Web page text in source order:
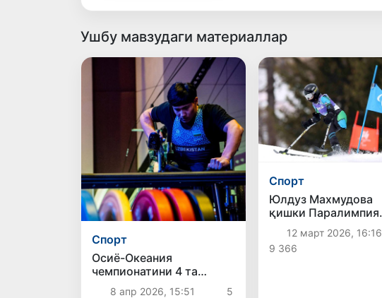
Ушбу мавзудаги материаллар
Спорт
Осиё-Океания
чемпионатини 4 та
медаль билан бошладик
8 апр 2026, 15:51
5
Спорт
Юлдуз Махмудова
қишки Паралимпия
ўйинларида стартга
чиқди
12 март 2026, 16:16
9 366